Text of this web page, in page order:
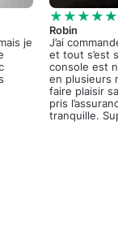
je
★★★★★
Robin
J’ai
et tout s’est
console est
en plusieurs
faire plaisir
pris
tranquille.